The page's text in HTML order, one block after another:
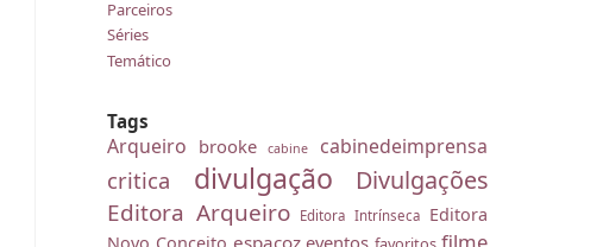
Parceiros
Séries
Temático
Tags
Arqueiro brooke cabine cabinedeimprensa
critica divulgação Divulgações
Editora Arqueiro Editora Intrínseca Editora
espaçoz eventos